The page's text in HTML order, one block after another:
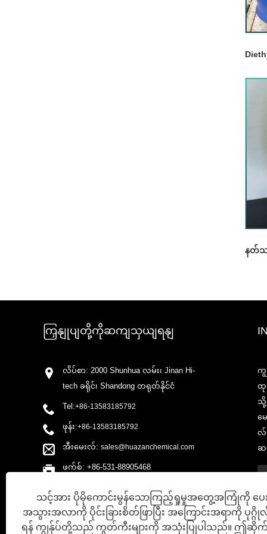
နတ်သ
ကြှနျုပျတို့ကိုဆကျသှယျရနျ
လိပ်စာ: 2000 Shunhua လမ်း၊ Jinan Hi-
tech ခရိုင်၊ Shandong တရုတ်နိုင်ငံ
Tel:+86-13583185792
ဖုန်း:+86-13583185792
အီးမေးလ်: sales@huazanchemical.com
ဖက်စ်: +86-531-88905468
က
ထု
သို့
မ
လ်
ဆ
သင့်အား ပိုမိုကောင်းမွန်သောကြည့်ရှုမှုအတွေ့အကြုံကို ပေ
အသွားအလာကို ပိုင်းခြားစိတ်ဖြာပြီး အကြောင်းအရာကို ပု
ရန် ကျွန်ုပ်တို့သည် ကွတ်ကီးများကို အသုံးပြုပါသည်။ ဤဆိုက်ကို